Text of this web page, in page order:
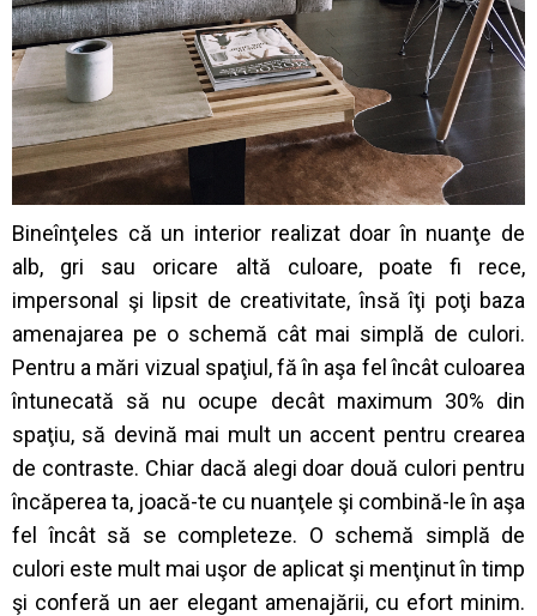
Bineînţeles că un interior realizat doar în nuanţe de
alb, gri sau oricare altă culoare, poate fi rece,
impersonal şi lipsit de creativitate, însă îţi poţi baza
amenajarea pe o schemă cât mai simplă de culori.
Pentru a mări vizual spaţiul, fă în aşa fel încât culoarea
întunecată să nu ocupe decât maximum 30% din
spaţiu, să devină mai mult un accent pentru crearea
de contraste. Chiar dacă alegi doar două culori pentru
încăperea ta, joacă-te cu nuanţele şi combină-le în aşa
fel încât să se completeze. O schemă simplă de
culori este mult mai uşor de aplicat şi menţinut în timp
şi conferă un aer elegant amenajării, cu efort minim.